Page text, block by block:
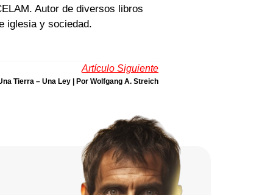
Autor de diversos libros
iglesia y sociedad.
Artículo Siguiente
Tierra – Una Ley | Por Wolfgang A. Streich